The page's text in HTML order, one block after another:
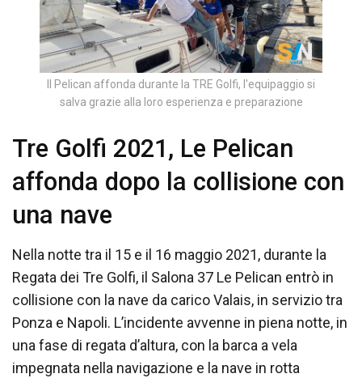
Il Pelican affonda durante la TRE Golfi, l'equipaggio si
salva grazie alla loro esperienza e preparazione
Tre Golfi 2021, Le Pelican
affonda dopo la collisione con
una nave
Nella notte tra il 15 e il 16 maggio 2021, durante la
Regata dei Tre Golfi, il Salona 37 Le Pelican entrò in
collisione con la nave da carico Valais, in servizio tra
Ponza e Napoli. L’incidente avvenne in piena notte, in
una fase di regata d’altura, con la barca a vela
impegnata nella navigazione e la nave in rotta